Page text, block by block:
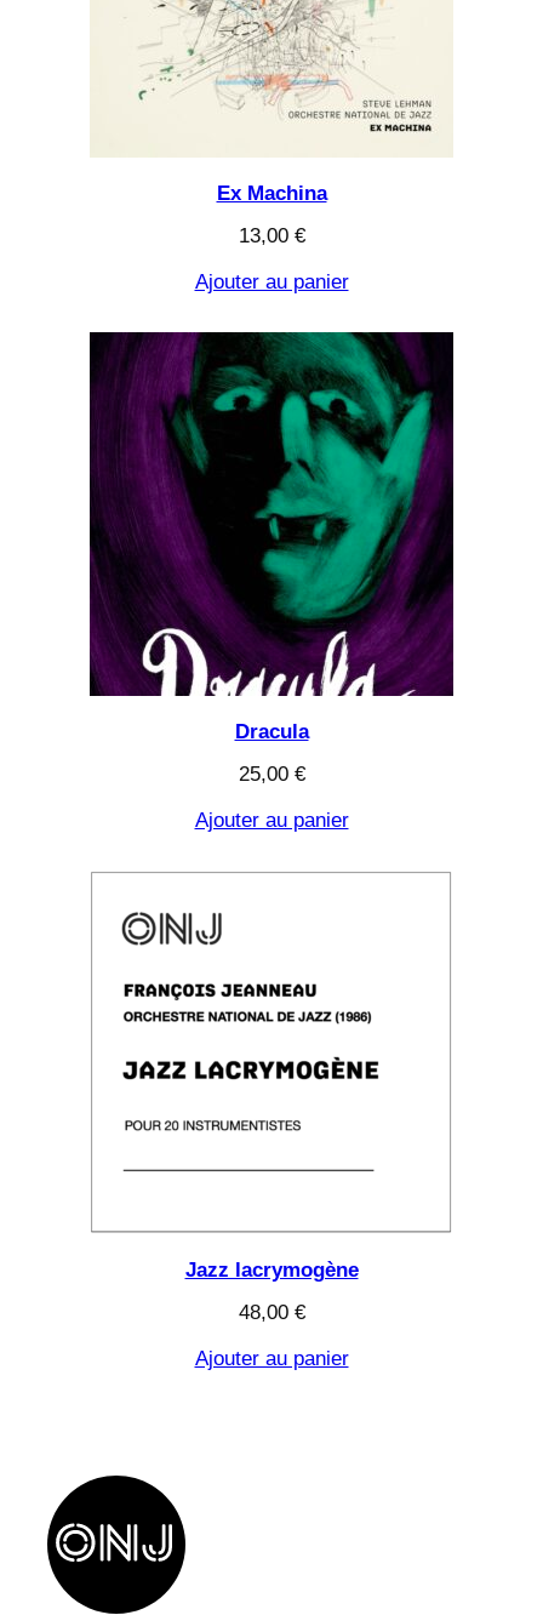
Ex Machina
13,00 €
Ajouter au panier
Dracula
25,00 €
Ajouter au panier
Jazz lacrymogène
48,00 €
Ajouter au panier